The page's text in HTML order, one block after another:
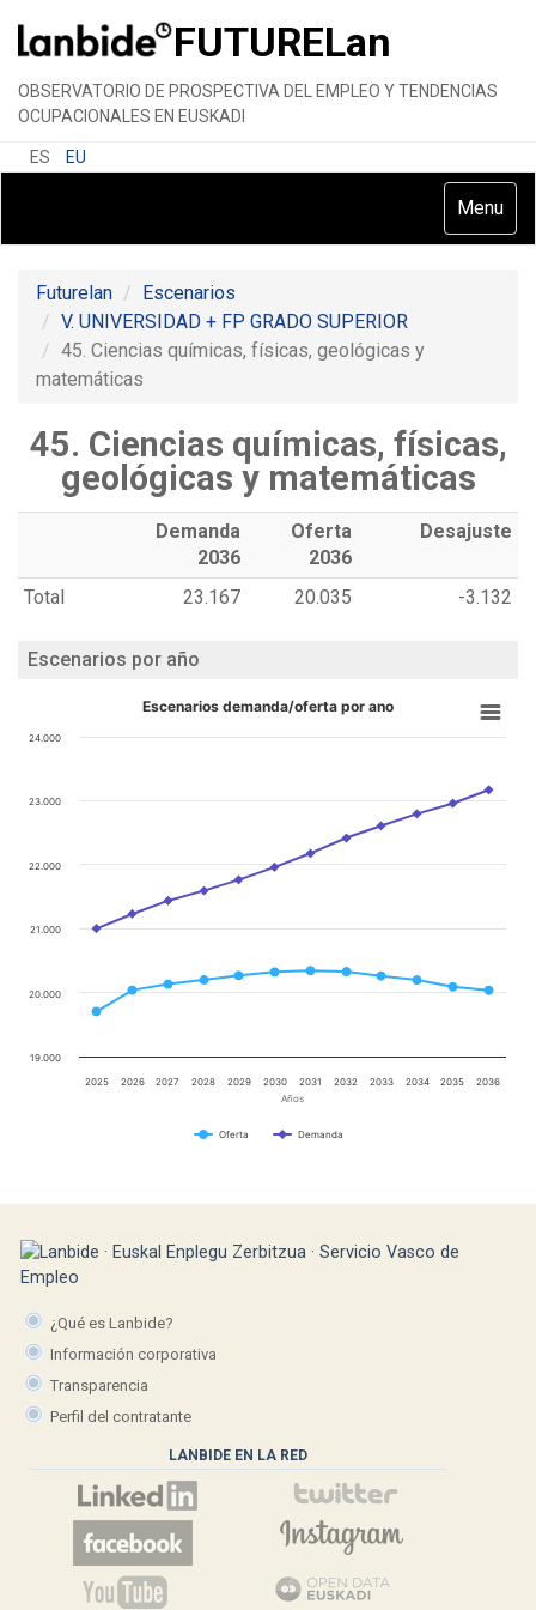
FUTURELan
OBSERVATORIO DE PROSPECTIVA DEL EMPLEO Y TENDENCIAS
OCUPACIONALES EN EUSKADI
ES EU
Toggle
Menu
Futurelan
Escenarios
V. UNIVERSIDAD + FP GRADO SUPERIOR
45. Ciencias químicas, físicas, geológicas y
matemáticas
45. Ciencias químicas, físicas,
geológicas y matemáticas
Demanda
2036
Oferta
2036
Desajuste
Total 23.167 20.035 -3.132
Escenarios por año
Años
Escenarios demanda/oferta por ano
Oferta Demanda
2025 2026 2027 2028 2029 2030 2031 2032 2033 2034 2035 2036
19.000
20.000
21.000
22.000
23.000
24.000
¿Qué es Lanbide?
Información corporativa
Transparencia
Perfil del contratante
LANBIDE EN LA RED